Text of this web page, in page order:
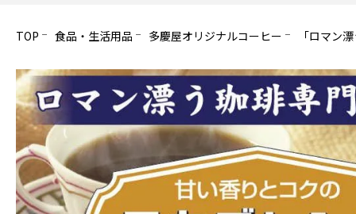
TOP 食品・生活用品 多慶屋オリジナルコーヒー 「ロマン